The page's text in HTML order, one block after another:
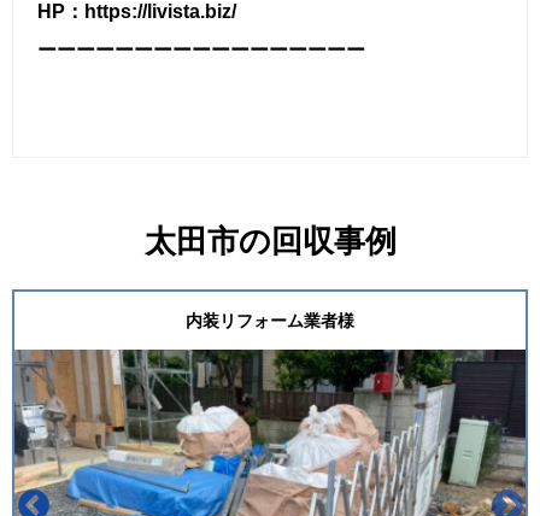
HP：https://livista.biz/
ーーーーーーーーーーーーーーーーー
太田市の回収事例
内装リフォーム業者様